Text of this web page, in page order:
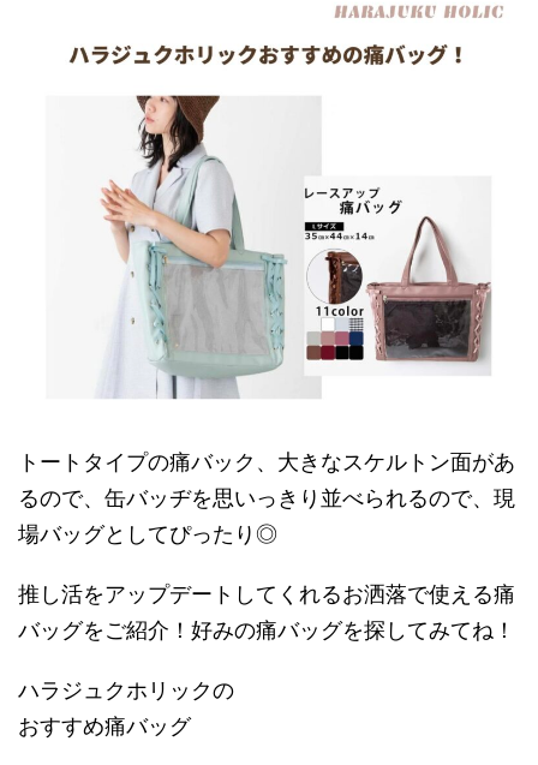
トートタイプの痛バック、大きなスケルトン面があ
るので、缶バッヂを思いっきり並べられるので、現
場バッグとしてぴったり◎
推し活をアップデートしてくれるお洒落で使える痛
バッグをご紹介！好みの痛バッグを探してみてね！
ハラジュクホリックの
おすすめ痛バッグ